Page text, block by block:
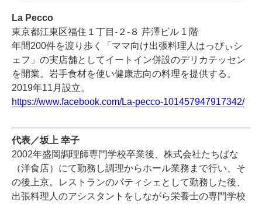
La Pecco
東京都江東区福住１丁目-２-８ 芹澤ビル 1 階
年間200件を渡り歩く「ママ向け出張料理人はっぴぃシ
ェフ」の実店舗としてイートイン併設のデリカテッセン
を開業。岩手食材を使い健康志向の料理を提供する。
2019年11月設立。
https://www.facebook.com/La-pecco-101457947917342/
代表／坂上 幸子
2002年盛岡調理師専門学校卒業後、株式会社たちばな
（洋食店）にて勤務し調理からホール業務まで行い、そ
の後上京。レストランのパティシェとして勤務した後、
出張料理人のアシスタントをしながら栄養士の専門学校